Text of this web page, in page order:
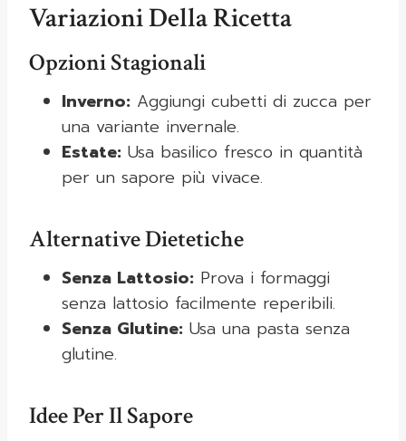
Variazioni Della Ricetta
Opzioni Stagionali
Inverno: Aggiungi cubetti di zucca per
una variante invernale.
Estate: Usa basilico fresco in quantità
per un sapore più vivace.
Alternative Dietetiche
Senza Lattosio: Prova i formaggi
senza lattosio facilmente reperibili.
Senza Glutine: Usa una pasta senza
glutine.
Idee Per Il Sapore